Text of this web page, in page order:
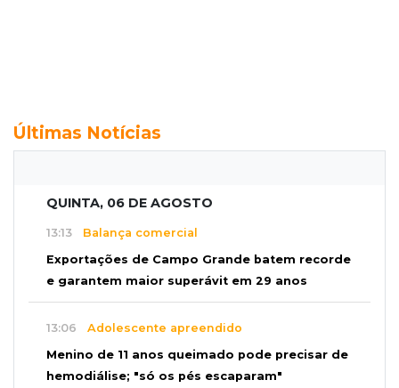
Últimas Notícias
QUINTA, 06 DE AGOSTO
13:13 Balança comercial
Exportações de Campo Grande batem recorde
e garantem maior superávit em 29 anos
13:06 Adolescente apreendido
Menino de 11 anos queimado pode precisar de
hemodiálise; "só os pés escaparam"